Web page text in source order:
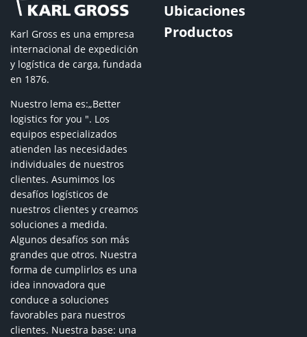
Karl Gross es una empresa
internacional de expedición
y logística de carga, fundada
en 1876.
Nuestro lema es:„Better
logistics for you ". Los
equipos especializados
atienden las necesidades
individuales de nuestros
clientes. Asumimos los
desafíos logísticos de
nuestros clientes y creamos
soluciones a medida.
Algunos desafíos son más
grandes que otros. Nuestra
forma de cumplirlos es una
idea innovadora que
conduce a soluciones
favorables para nuestros
clientes. Nuestra base: una
Ubicaciones
Productos